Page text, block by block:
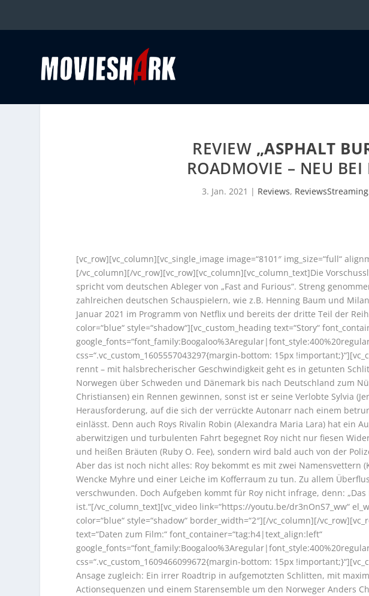
REVIEW „ASPHALT
ROADMOVIE – NEU BEI
3. Jan. 2021 | Reviews, ReviewsStreaming
[vc_row][vc_column][vc_single_image image=“8101″ img_size=“full“
[/vc_column][/vc_row][vc_row][vc_column][vc_column_text]Die
spricht vom deutschen Ableger von „Fast and Furious“. Streng
zahlreichen deutschen Schauspielern, wie z.B. Henning Baum und
Januar 2021 im Programm von Netflix und bereits der dritte Teil der
color=“blue“ style=“shadow“][vc_custom_heading text=“Story“
css=“.vc_custom_1605557043297{margin-bottom: 15px
rennt – mit halsbrecherischer Geschwindigkeit geht es in getunten
Norwegen über Schweden und Dänemark bis nach Deutschland zum
Christiansen) ein Rennen gewinnen, sonst ist er seine Verlobte Sylvia
Herausforderung, auf die sich der verrückte Autonarr nach einem
einlässt. Denn auch Roys Rivalin Robin (Alexandra Maria Lara) hat ein
aberwitzigen und turbulenten Fahrt begegnet Roy nicht nur fiesen
und heißen Bräuten (Ruby O. Fee), sondern wird bald auch von der
Aber das ist noch nicht alles: Roy bekommt es mit zwei Namensvettern
Wencke Myhre und einer Leiche im Kofferraum zu tun. Zu allem
verschwunden. Doch Aufgeben kommt für Roy nicht infrage, denn:
ist.“[/vc_column_text][vc_video link=“https://youtu.be/dr3nOnS7_ww“
color=“blue“ style=“shadow“ border_width=“2″][/vc_column][/
text=“Daten zum Film:“ font_container=“tag:h4|text_align:left“
css=“.vc_custom_1609466099672{margin-bottom: 15px
Ansage zugleich: Ein irrer Roadtrip in aufgemotzten Schlitten, mit
Actionsequenzen und einem Starensemble um den Norweger Anders